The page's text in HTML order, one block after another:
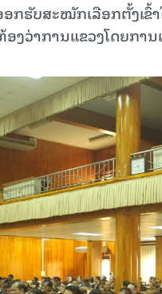
ກຮັບສະໝັກເລືອກຕັ້ງເ
ວ່າການແຂວງໂດຍກາ
15.039(06-08-2026)